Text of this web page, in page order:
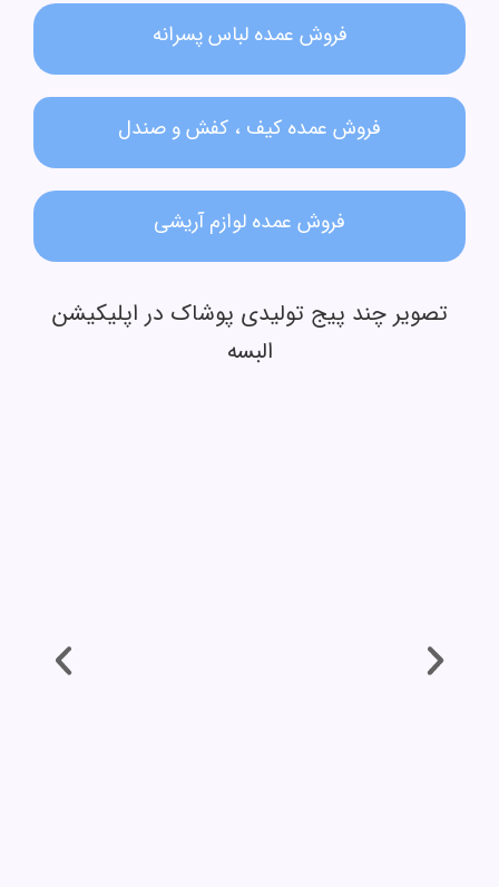
فروش عمده لباس پسرانه
فروش عمده کیف ، کفش و صندل
فروش عمده لوازم آریشی
تصویر چند پیج تولیدی پوشاک در اپلیکیشن
البسه